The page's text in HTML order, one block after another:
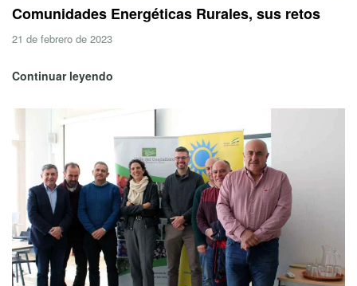
Comunidades Energéticas Rurales, sus retos
21 de febrero de 2023
Continuar leyendo